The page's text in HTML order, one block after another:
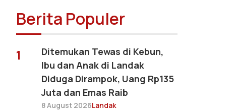
Berita Populer
1
Ditemukan Tewas di Kebun,
Ibu dan Anak di Landak
Diduga Dirampok, Uang Rp135
Juta dan Emas Raib
8 August 2026Landak